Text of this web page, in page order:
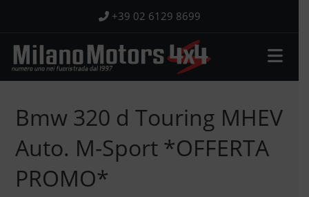
contenuto
+39 02 6129 8699
Bmw 320 d Touring MHEV
Auto. M-Sport *OFFERTA
PROMO*